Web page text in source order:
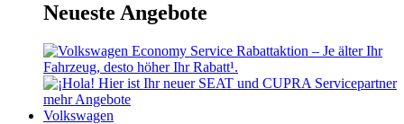
Neueste Angebote
mehr Angebote
Volkswagen